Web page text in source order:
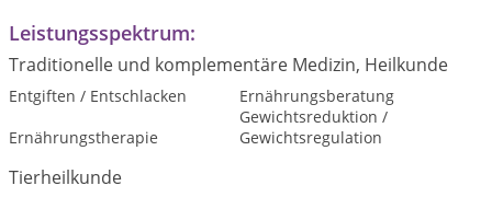
Leistungsspektrum:
Traditionelle und komplementäre Medizin, Heilkunde
Entgiften / Entschlacken
Ernährungsberatung
Ernährungstherapie
Gewichtsreduktion /
Gewichtsregulation
Tierheilkunde